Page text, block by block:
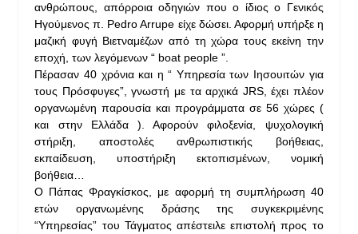
ανθρώπους, απόρροια οδηγιών που ο ίδιος ο Γενικός
Ηγούμενος π. Pedro Arrupe είχε δώσει. Αφορμή υπήρξε η
μαζική φυγή Βιετναμέζων από τη χώρα τους εκείνη την
εποχή, των λεγόμενων “ boat people ”.
Πέρασαν 40 χρόνια και η “ Υπηρεσία των Ιησουιτών για
τους Πρόσφυγες”, γνωστή με τα αρχικά JRS, έχει πλέον
οργανωμένη παρουσία και προγράμματα σε 56 χώρες (
και στην Ελλάδα ). Αφορούν φιλοξενία, ψυχολογική
στήριξη, αποστολές ανθρωπιστικής βοήθειας,
εκπαίδευση, υποστήριξη εκτοπισμένων, νομική
βοήθεια…
Ο Πάπας Φραγκίσκος, με αφορμή τη συμπλήρωση 40
ετών οργανωμένης δράσης της συγκεκριμένης
“Υπηρεσίας” του Τάγματος απέστειλε επιστολή προς το